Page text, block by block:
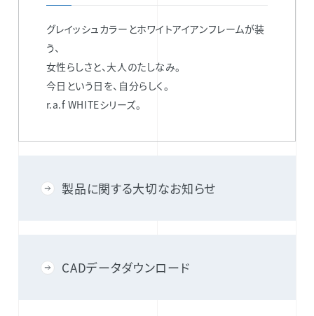
グレイッシュカラーとホワイトアイアンフレームが装
う、
女性らしさと、大人のたしなみ。
今日という日を、自分らしく。
r.a.f WHITEシリーズ。
製品に関する大切なお知らせ
CADデータダウンロード